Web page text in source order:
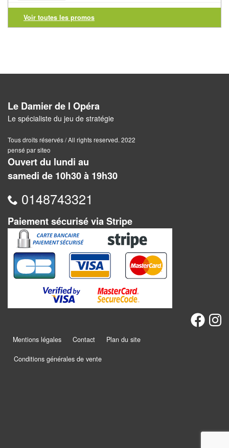
Fléchettes
Jeux
de
air
Puzzles
Jeux
de
rôle
Wargames
Jeu
de
Voir toutes les promos
Le Damier de l Opéra
Le spécialiste du jeu de stratégie
Tous droits réservés / All rights reserved. 2022
pensé par siteo
Ouvert du lundi au
samedi de 10h30 à 19h30
0148743321
Paiement sécurisé via Stripe
Mentions légales Contact Plan du site
Conditions générales de vente